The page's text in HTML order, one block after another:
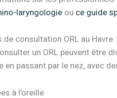
laryngologie ou ce guide
consultation ORL au
un ORL peuvent être
en passant par le nez, avec
à l’oreille